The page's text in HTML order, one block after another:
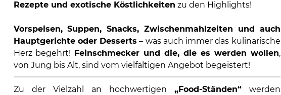
Rezepte und exotische Köstlichkeiten zu den Highlights!
Vorspeisen, Suppen, Snacks, Zwischenmahlzeiten und auch
Hauptgerichte oder Desserts – was auch immer das kulinarische
Herz begehrt!
Feinschmecker und die, die es werden wollen,
von Jung bis Alt, sind vom vielfältigen Angebot begeistert!
Zu der Vielzahl an hochwertigen „Food-Ständen“werden